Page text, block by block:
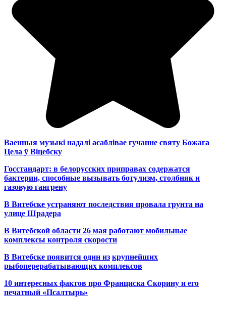
Ваенныя музыкі надалі асаблівае гучанне святу Божага
Цела ў Віцебску
Госстандарт: в белорусских приправах содержатся
бактерии, способные вызывать ботулизм, столбняк и
газовую гангрену
В Витебске устраняют последствия провала грунта на
улице Шрадера
В Витебской области 26 мая работают мобильные
комплексы контроля скорости
В Витебске появится один из крупнейших
рыбоперерабатывающих комплексов
10 интересных фактов про Франциска Скорину и его
печатный «Псалтырь»